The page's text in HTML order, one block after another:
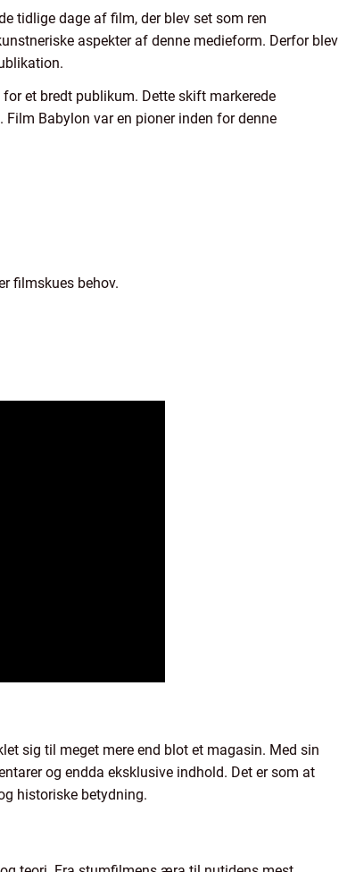
tidlige dage af film, der blev set som ren
aspekter af denne medieform. Derfor blev
et bredt publikum. Dette skift markerede
Babylon var en pioner inden for denne
filmskues behov.
sig til meget mere end blot et magasin. Med sin
og endda eksklusive indhold. Det er som at
historiske betydning.